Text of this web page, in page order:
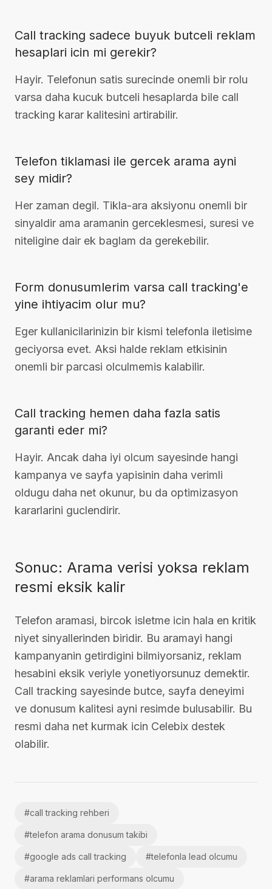
Call tracking sadece buyuk butceli reklam
hesaplari icin mi gerekir?
Hayir. Telefonun satis surecinde onemli bir rolu
varsa daha kucuk butceli hesaplarda bile call
tracking karar kalitesini artirabilir.
Telefon tiklamasi ile gercek arama ayni
sey midir?
Her zaman degil. Tikla-ara aksiyonu onemli bir
sinyaldir ama aramanin gerceklesmesi, suresi ve
niteligine dair ek baglam da gerekebilir.
Form donusumlerim varsa call tracking'e
yine ihtiyacim olur mu?
Eger kullanicilarinizin bir kismi telefonla iletisime
geciyorsa evet. Aksi halde reklam etkisinin
onemli bir parcasi olculmemis kalabilir.
Call tracking hemen daha fazla satis
garanti eder mi?
Hayir. Ancak daha iyi olcum sayesinde hangi
kampanya ve sayfa yapisinin daha verimli
oldugu daha net okunur, bu da optimizasyon
kararlarini guclendirir.
Sonuc: Arama verisi yoksa reklam
resmi eksik kalir
Telefon aramasi, bircok isletme icin hala en kritik
niyet sinyallerinden biridir. Bu aramayi hangi
kampanyanin getirdigini bilmiyorsaniz, reklam
hesabini eksik veriyle yonetiyorsunuz demektir.
Call tracking sayesinde butce, sayfa deneyimi
ve donusum kalitesi ayni resimde bulusabilir. Bu
resmi daha net kurmak icin Celebix destek
olabilir.
#call tracking rehberi
#telefon arama donusum takibi
#google ads call tracking #telefonla lead olcumu
#arama reklamlari performans olcumu